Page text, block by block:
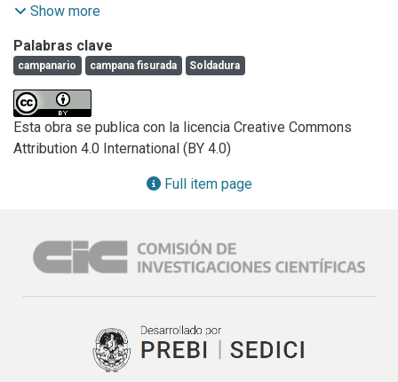
dedicada a alguna figura católica: al Sagrado Corazón de
Carmen y a San Antonio de Padua. En 1961 se electrificó
(automatizó) el sistema de sonido con la adquisición de un
equipo importado de Francia de la firma “Les fils de G.
Paccard”. Con ese equipo, desde una botonera ubicada en
la parte inferior de la torre, se pueden accionar dos
mecanismos: el que las activa al voleo (las campanas
Además, un carillón automático posibilita la ejecución de
a la Antigua fundición De Poli (prestigiosa fundición
Italiana, sita en Udine, que fabrica campanas desde 1453)
en el año 1898. Estando en la actualidad fisurada la
Show more
Palabras clave
campanario campana fisurada Soldadura
Esta obra se publica con la licencia Creative Commons
Attribution 4.0 International (BY 4.0)
Full item page